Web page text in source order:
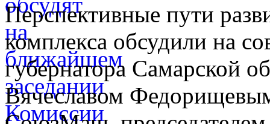
Перспективные пути
комплекса обсудили на
губернатора Самарской
Вячеславом